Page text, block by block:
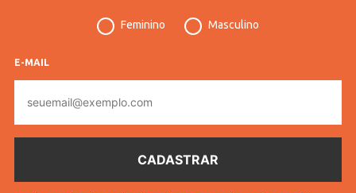
Feminino Masculino
E-MAIL
mail